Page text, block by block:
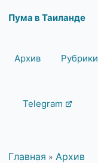
Пума в Таиланде
Архив Рубрики
Telegram
Главная » Архив